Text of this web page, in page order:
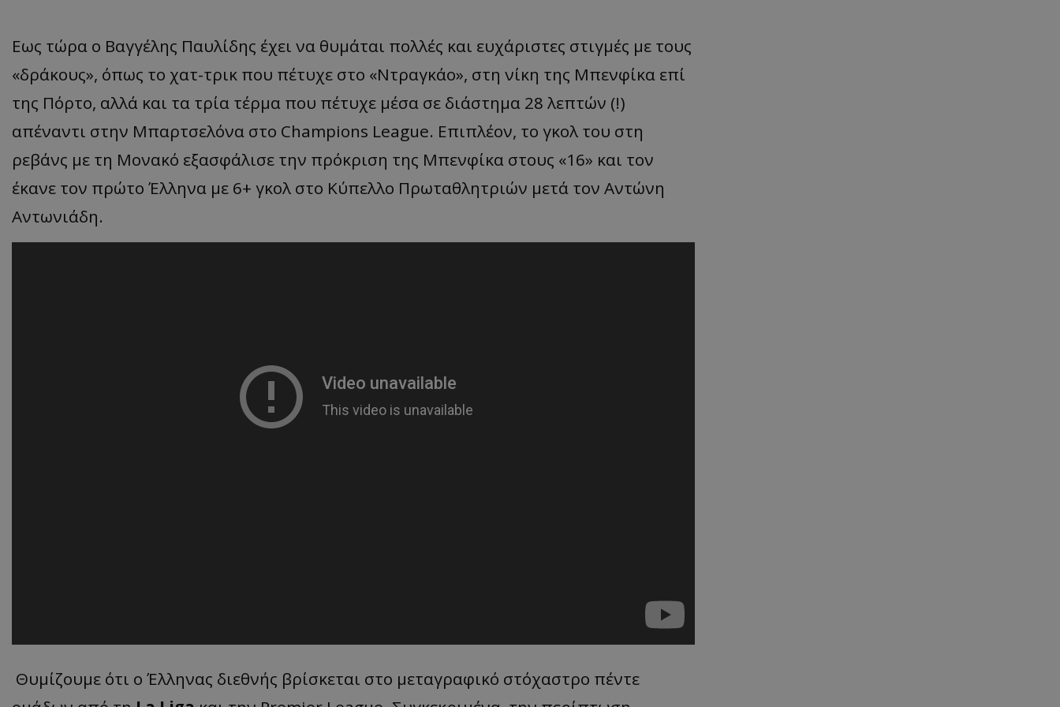
Εως τώρα ο Βαγγέλης Παυλίδης έχει να θυμάται πολλές και ευχάριστες στιγμές με τους
«δράκους», όπως το χατ-τρικ που πέτυχε στο «Ντραγκάο», στη νίκη της Μπενφίκα επί
της Πόρτο, αλλά και τα τρία τέρμα που πέτυχε μέσα σε διάστημα 28 λεπτών (!)
απέναντι στην Μπαρτσελόνα στο Champions League. Επιπλέον, το γκολ του στη
ρεβάνς με τη Μονακό εξασφάλισε την πρόκριση της Μπενφίκα στους «16» και τον
έκανε τον πρώτο Έλληνα με 6+ γκολ στο Κύπελλο Πρωταθλητριών μετά τον Αντώνη
Αντωνιάδη.
Θυμίζουμε ότι ο Έλληνας διεθνής βρίσκεται στο μεταγραφικό στόχαστρο πέντε